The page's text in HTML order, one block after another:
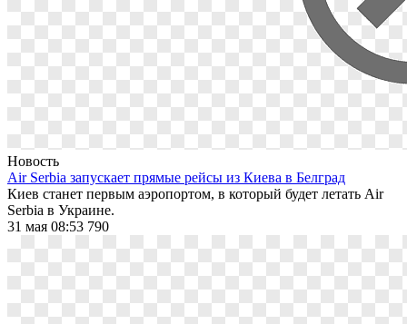
Новость
Air Serbia запускает прямые рейсы из Киева в Белград
Киев станет первым аэропортом, в который будет летать Air
Serbia в Украине.
31 мая 08:53 790